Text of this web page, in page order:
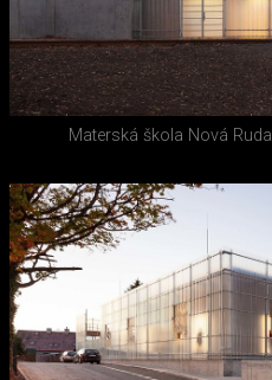
Materská škola Nová Ruda